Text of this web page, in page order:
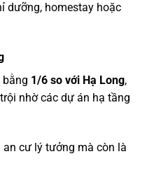
dưỡng, homestay hoặc
1/6 so với Hạ Long,
nhờ các dự án hạ tầng
cư lý tưởng mà còn là